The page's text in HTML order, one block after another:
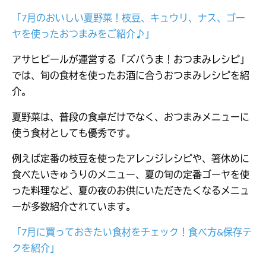
「7月のおいしい夏野菜！枝豆、キュウリ、ナス、ゴー
ヤを使ったおつまみをご紹介♪」
アサヒビールが運営する「ズバうま！おつまみレシピ」
では、旬の食材を使ったお酒に合うおつまみレシピを紹
介。
夏野菜は、普段の食卓だけでなく、おつまみメニューに
使う食材としても優秀です。
例えば定番の枝豆を使ったアレンジレシピや、箸休めに
食べたいきゅうりのメニュー、夏の旬の定番ゴーヤを使
った料理など、夏の夜のお供にいただきたくなるメニュ
ーが多数紹介されています。
「7月に買っておきたい食材をチェック！食べ方&保存テ
クを紹介」